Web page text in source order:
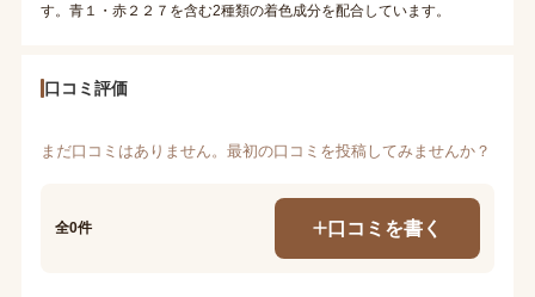
す。青１・赤２２７を含む2種類の着色成分を配合しています。
口コミ評価
まだ口コミはありません。最初の口コミを投稿してみませんか？
全0件 口コミを書く